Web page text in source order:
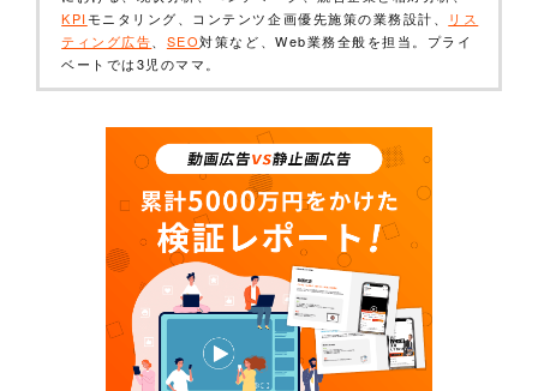
KPIモニタリング、コンテンツ企画優先施策の業務設計、
リス
ティング広告、 SEO対策など、Web業務全般を担当。プライ
ベートでは3児のママ。